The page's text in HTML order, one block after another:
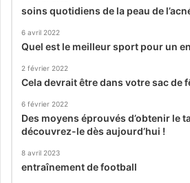
soins quotidiens de la peau de
6 avril 2022
Quel est le meilleur sport pour un
2 février 2022
Cela devrait être dans votre sac de
6 février 2022
Des moyens éprouvés d’obtenir le
découvrez-le dès aujourd’hui !
8 avril 2023
entraînement de football